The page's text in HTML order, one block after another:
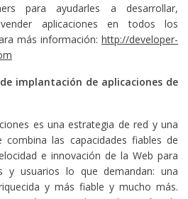
para ayudarles a desarrollar,
aplicaciones en todos los
más información:http://developer-
implantación de aplicaciones de
es una estrategia de red y una
las capacidades fiables de
e innovación de la Web para
y usuarios lo que demandan: una
y más fiable y mucho más.